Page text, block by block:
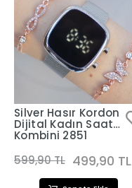
Silver Hasır Kordon
Dijital Kadın Saat
Kombini 2851
599,90 TL 499,90 TL